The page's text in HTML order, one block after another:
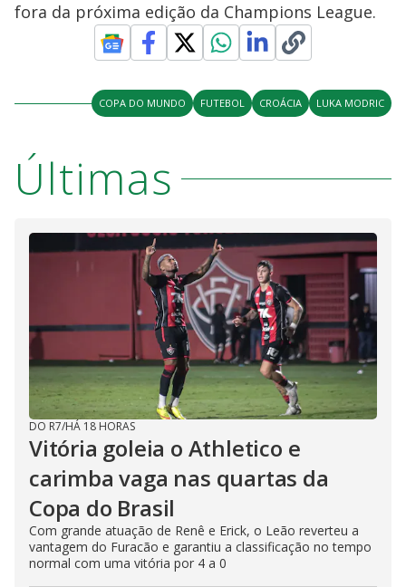
fora da próxima edição da Champions League.
COPA DO MUNDO FUTEBOL CROÁCIA LUKA MODRIC
Últimas
DO R7/HÁ 18 HORAS
Vitória goleia o Athletico e
carimba vaga nas quartas da
Copa do Brasil
Com grande atuação de Renê e Erick, o Leão reverteu a
vantagem do Furacão e garantiu a classificação no tempo
normal com uma vitória por 4 a 0